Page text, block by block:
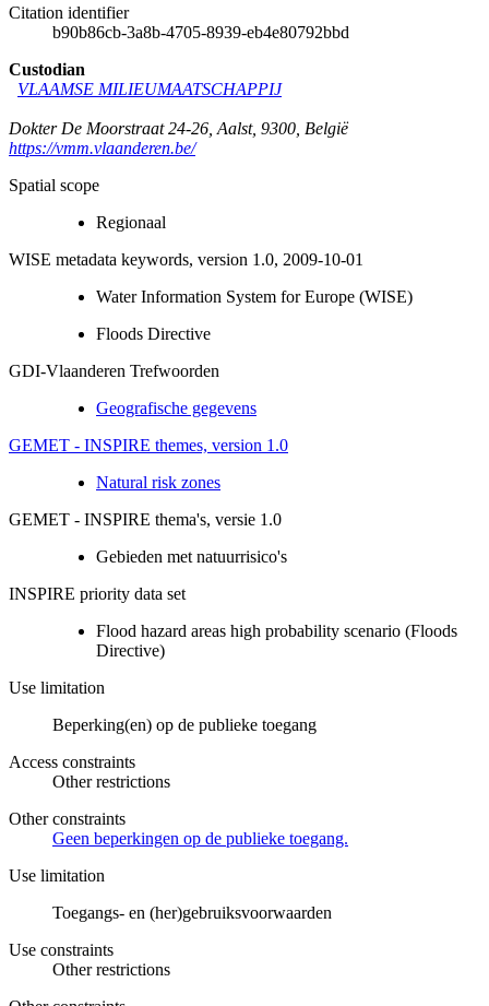
Citation identifier
b90b86cb-3a8b-4705-8939-eb4e80792bbd
Custodian
VLAAMSE MILIEUMAATSCHAPPIJ
Dokter De Moorstraat 24-26 Aalst, 9300 België
https://vmm.vlaanderen.be/
Spatial scope
Regionaal
WISE metadata keywords, version 1.0, 2009-10-01
Water Information System for Europe (WISE)
Floods Directive
GDI-Vlaanderen Trefwoorden
Geografische gegevens
GEMET - INSPIRE themes, version 1.0
Natural risk zones
GEMET - INSPIRE thema's, versie 1.0
Gebieden met natuurrisico's
INSPIRE priority data set
Flood hazard areas high probability scenario (Floods
Directive)
Use limitation
Beperking(en) op de publieke toegang
Access constraints
Other restrictions
Other constraints
Geen beperkingen op de publieke toegang.
Use limitation
Toegangs- en (her)gebruiksvoorwaarden
Use constraints
Other restrictions